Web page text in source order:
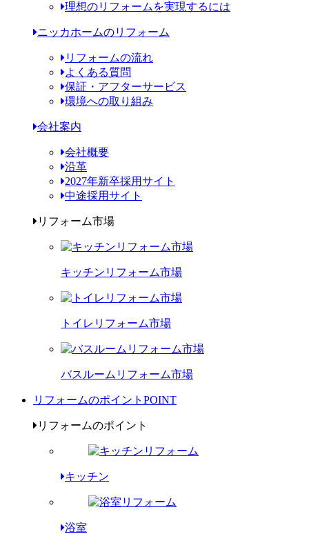
理想のリフォームを実現するには
ニッカホームのリフォーム
リフォームの流れ
よくある質問
保証・アフターサービス
環境への取り組み
会社案内
会社概要
沿革
2027年新卒採用サイト
中途採用サイト
リフォーム市場
キッチンリフォーム市場
トイレリフォーム市場
バスルームリフォーム市場
リフォームのポイント POINT
リフォームのポイント
キッチン
浴室